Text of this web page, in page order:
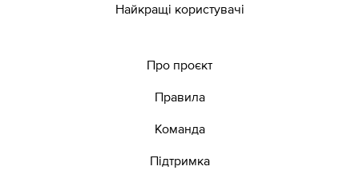
Найкращі користувачі
Про проєкт
Правила
Команда
Підтримка